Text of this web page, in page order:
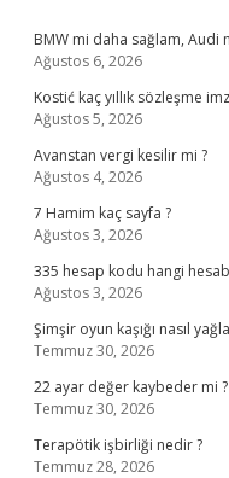
BMW mi daha sağlam, Audi
Ağustos 6, 2026
Kostić kaç yıllık sözleşme
Ağustos 5, 2026
Avanstan vergi kesilir mi ?
Ağustos 4, 2026
7 Hamim kaç sayfa ?
Ağustos 3, 2026
335 hesap kodu hangi
Ağustos 3, 2026
Şimşir oyun kaşığı nasıl
Temmuz 30, 2026
22 ayar değer kaybeder mi ?
Temmuz 30, 2026
Terapötik işbirliği nedir ?
Temmuz 28, 2026